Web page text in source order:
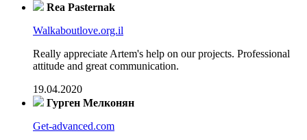
Rea Pasternak
Walkaboutlove.org.il
Really appreciate Artem's help on our projects. Professional
attitude and great communication.
19.04.2020
Гурген Мелконян
Get-advanced.com